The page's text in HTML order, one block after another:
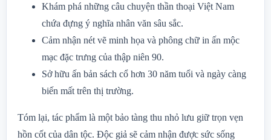
Khám phá những câu chuyện thần thoại Việt Nam
chứa đựng ý nghĩa nhân văn sâu sắc.
Cảm nhận nét vẽ minh họa và phông chữ in ấn mộc
mạc đặc trưng của thập niên 90.
Sở hữu ấn bản sách cổ hơn 30 năm tuổi và ngày càng
biến mất trên thị trường.
Tóm lại, tác phẩm là một bảo tàng thu nhỏ lưu giữ trọn vẹn
hồn cốt của dân tộc. Độc giả sẽ cảm nhận được sức sống